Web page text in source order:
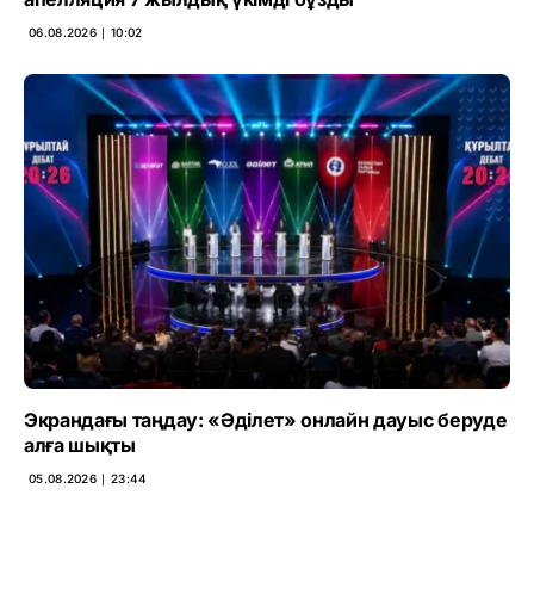
06.08.2026 ∣ 10:02
Экрандағы таңдау: «Әділет» онлайн дауыс беруде
алға шықты
05.08.2026 ∣ 23:44